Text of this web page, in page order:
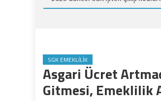
SGK EMEKLILIK
Asgari Ücret
Gitmesi, Emeklilik